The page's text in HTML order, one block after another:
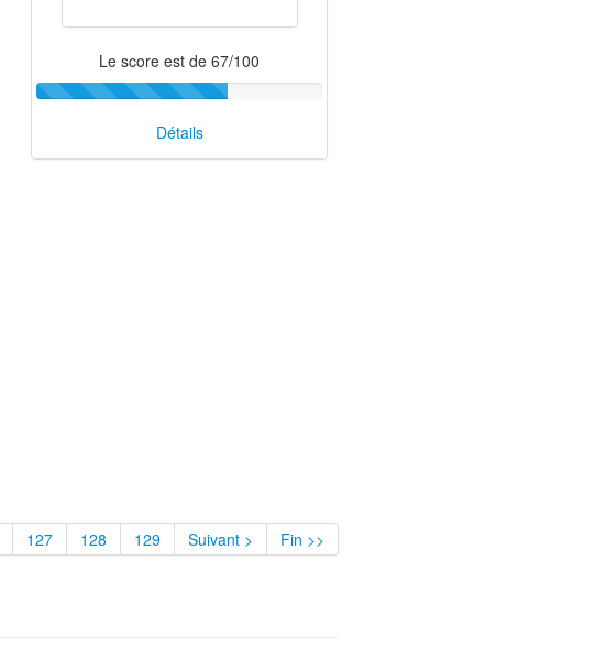
Le score est de 67/100
Détails
127 128 129 Suivant > Fin >>